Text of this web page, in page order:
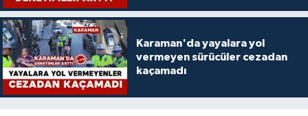
Karaman'da yayalara yol
vermeyen sürücüler cezadan
kaçamadı